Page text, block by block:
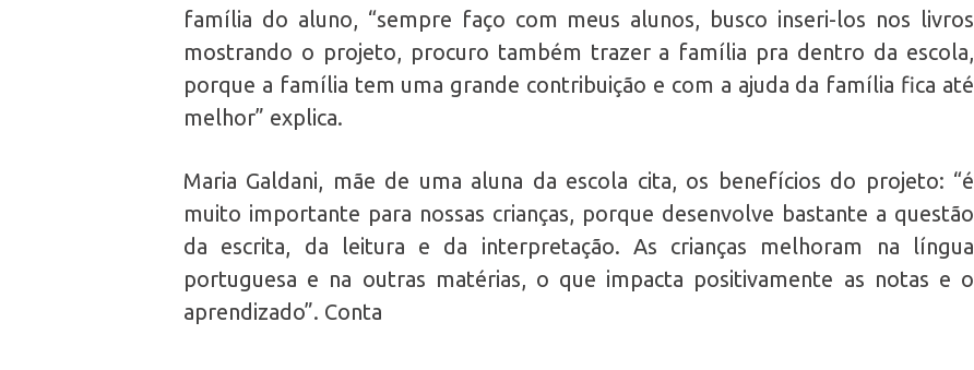
família do aluno, “sempre faço com meus alunos, busco inseri-los nos livros
mostrando o projeto, procuro também trazer a família pra dentro da escola,
porque a família tem uma grande contribuição e com a ajuda da família fica até
melhor” explica.
Maria Galdani, mãe de uma aluna da escola cita, os benefícios do projeto: “é
muito importante para nossas crianças, porque desenvolve bastante a questão
da escrita, da leitura e da interpretação. As crianças melhoram na língua
portuguesa e na outras matérias, o que impacta positivamente as notas e o
aprendizado”. Conta